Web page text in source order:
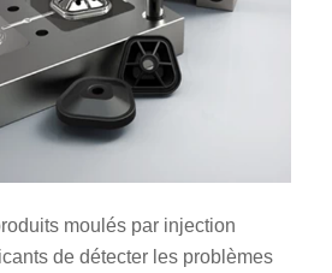
moulés par injection
de détecter les problèmes